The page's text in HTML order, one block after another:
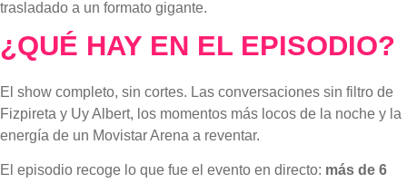
trasladado a un formato gigante.
¿QUÉ HAY EN EL EPISODIO?
El show completo, sin cortes. Las conversaciones sin filtro de
Fizpireta y Uy Albert, los momentos más locos de la noche y la
energía de un Movistar Arena a reventar.
El episodio recoge lo que fue el evento en directo: más de 6